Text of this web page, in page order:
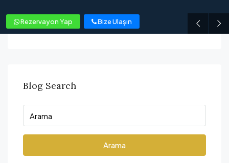
Rezervayon Yap Bize Ulaşın
Blog Search
Arama